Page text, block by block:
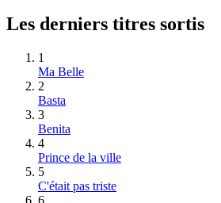
Les derniers titres sortis
1
Ma Belle
2
Basta
3
Benita
4
Prince de la ville
5
C'était pas triste
6